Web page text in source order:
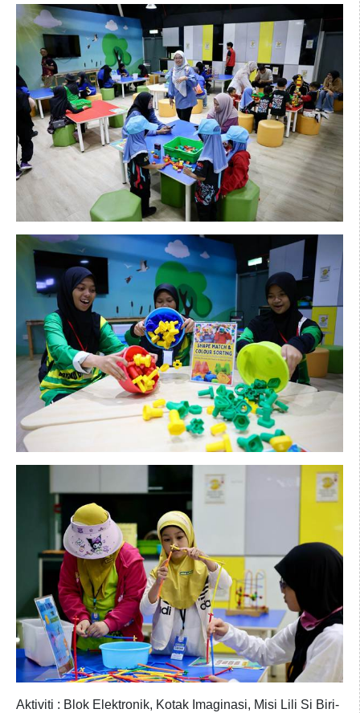
Aktiviti : Blok Elektronik, Kotak Imaginasi, Misi Lili Si Biri-